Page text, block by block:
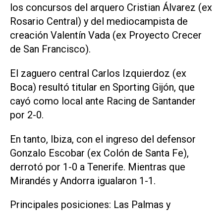
los concursos del arquero Cristian Álvarez (ex
Rosario Central) y del mediocampista de
creación Valentín Vada (ex Proyecto Crecer
de San Francisco).
El zaguero central Carlos Izquierdoz (ex
Boca) resultó titular en Sporting Gijón, que
cayó como local ante Racing de Santander
por 2-0.
En tanto, Ibiza, con el ingreso del defensor
Gonzalo Escobar (ex Colón de Santa Fe),
derrotó por 1-0 a Tenerife. Mientras que
Mirandés y Andorra igualaron 1-1.
Principales posiciones: Las Palmas y